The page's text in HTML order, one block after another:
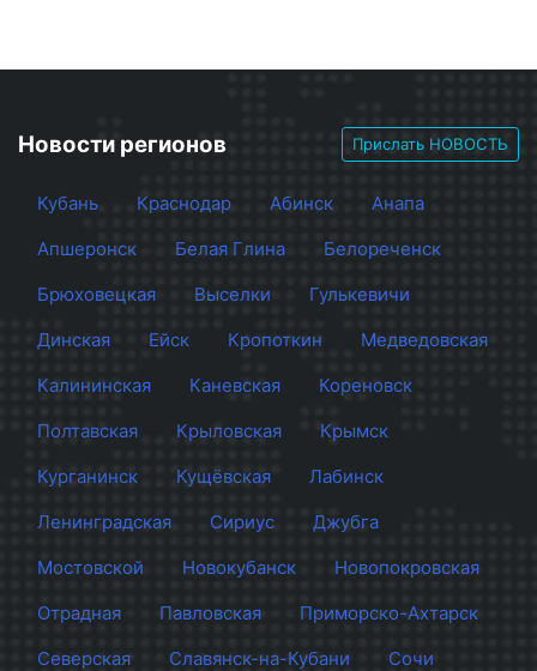
Новости регионов Прислать НОВОСТЬ
Кубань Краснодар Абинск
Анапа
Апшеронск
Белая Глина
Белореченск
Брюховецкая
Выселки
Гулькевичи
Динская
Ейск Кропоткин
Медведовская
Калининская
Каневская
Кореновск
Полтавская
Крыловская
Крымск
Курганинск
Кущёвская
Лабинск
Ленинградская
Сириус
Джубга
Мостовской
Новокубанск
Новопокровская
Отрадная
Павловская
Приморско-Ахтарск
Северская
Славянск-на-Кубани
Сочи